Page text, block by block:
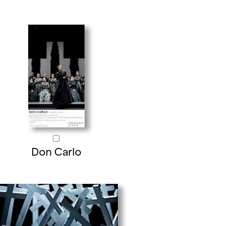
Don Carlo